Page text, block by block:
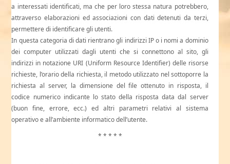
a interessati identificati, ma che per loro stessa natura potrebbero,
attraverso elaborazioni ed associazioni con dati detenuti da terzi,
permettere di identificare gli utenti.
In questa categoria di dati rientrano gli indirizzi IP o i nomi a dominio
dei computer utilizzati dagli utenti che si connettono al sito, gli
indirizzi in notazione URI (Uniform Resource Identifier) delle risorse
richieste, l’orario della richiesta, il metodo utilizzato nel sottoporre la
richiesta al server, la dimensione del file ottenuto in risposta, il
codice numerico indicante lo stato della risposta data dal server
(buon fine, errore, ecc.) ed altri parametri relativi al sistema
operativo e all’ambiente informatico dell’utente.
* * * * *